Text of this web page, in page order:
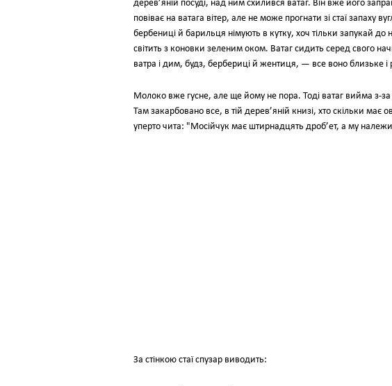
дерев’яній посуді, над ним схилився ватаг. Він вже його
повіває на ватага вітер, але не може прогнати зі стаї запаху
бербениці й барильця німують в кутку, хоч тільки запукай
світить з коновки зеленим оком. Ватаг сидить серед свого
ватра і дим, будз, бербериці й жентиця, — все воно близьке і
Молоко вже гусне, але ще йому не пора. Тоді ватаг вийма з-
Там закарбовано все, в тій дерев’яній книзі, хто скільки
уперто чита: "Мосійчук має штирнадцять дроб’ет, а му
За стінкою стаї спузар виводить: